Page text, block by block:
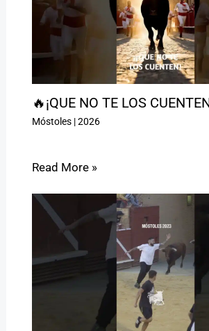
🔥¡QUE NO TE LOS
Móstoles|2026
Read More »